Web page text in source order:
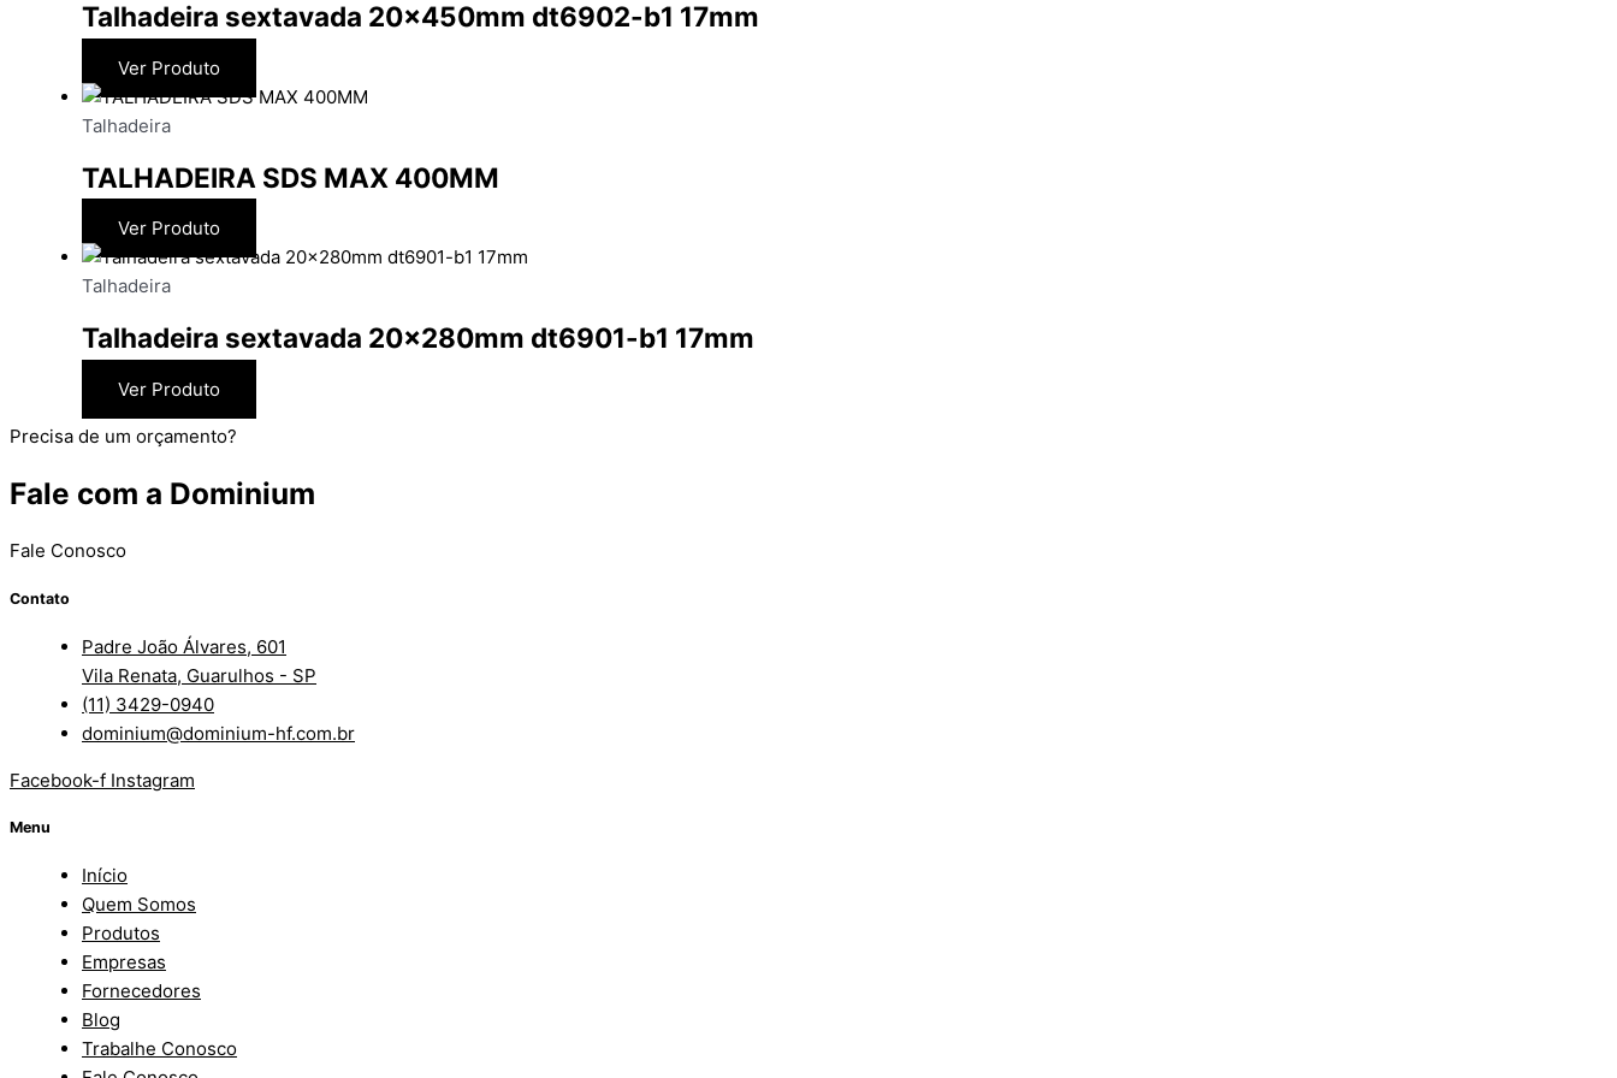
Talhadeira sextavada 20x450mm dt6902-b1 17mm
Ver Produto
Talhadeira
TALHADEIRA SDS MAX 400MM
Ver Produto
Talhadeira
Talhadeira sextavada 20x280mm dt6901-b1 17mm
Ver Produto
Precisa de um orçamento?
Fale com a Dominium
Fale Conosco
Contato
Padre João Álvares, 601
Vila Renata, Guarulhos - SP
(11) 3429-0940
dominium@dominium-hf.com.br
Facebook-f Instagram
Menu
Início
Quem Somos
Produtos
Empresas
Fornecedores
Blog
Trabalhe Conosco